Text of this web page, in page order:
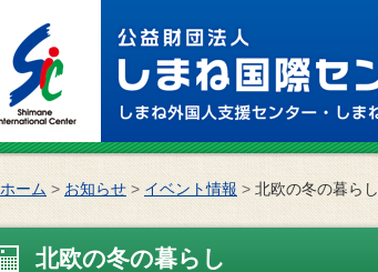
ホーム > お知らせ > イベント情報 > 北欧の冬の暮らし
北欧の冬の暮らし